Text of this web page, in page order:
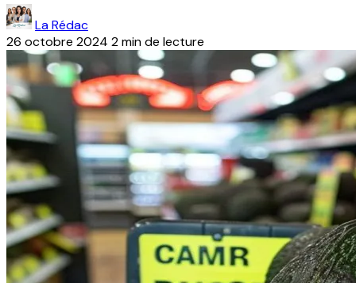
La Rédac
26 octobre 2024 2 min de lecture